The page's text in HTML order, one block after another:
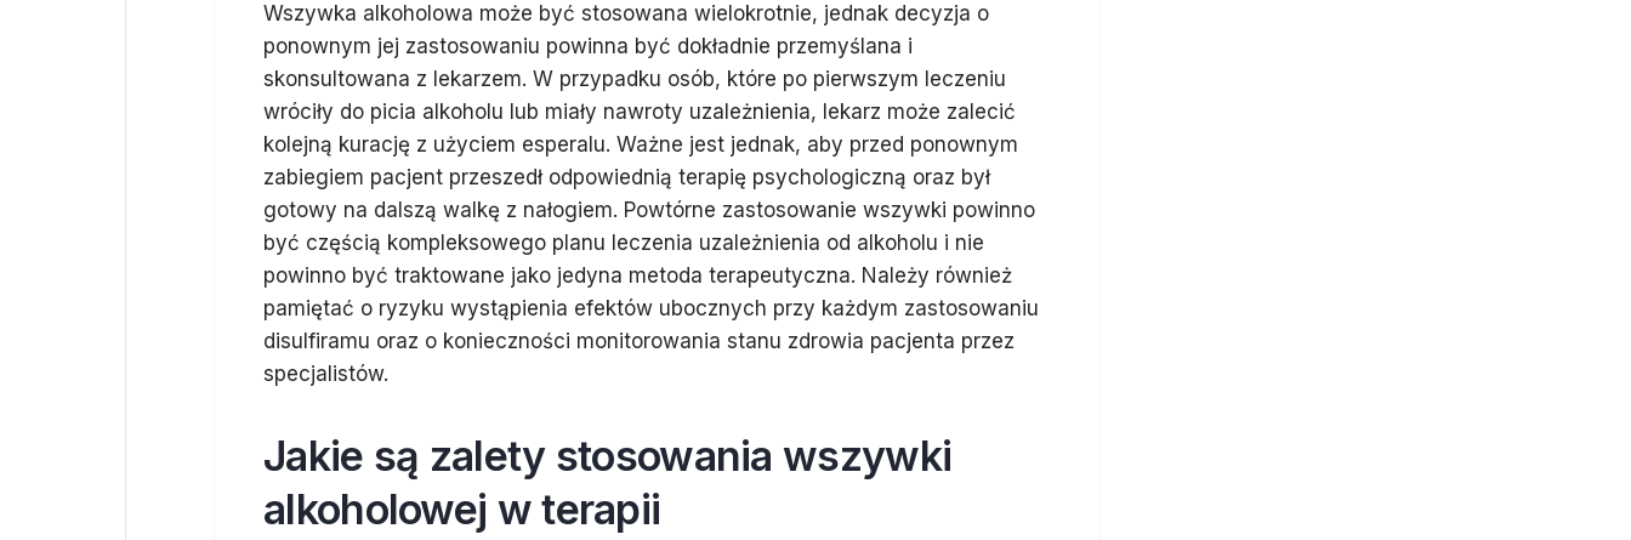
Wszywka alkoholowa może być stosowana wielokrotnie, jednak decyzja o
ponownym jej zastosowaniu powinna być dokładnie przemyślana i
skonsultowana z lekarzem. W przypadku osób, które po pierwszym leczeniu
wróciły do picia alkoholu lub miały nawroty uzależnienia, lekarz może zalecić
kolejną kurację z użyciem esperalu. Ważne jest jednak, aby przed ponownym
zabiegiem pacjent przeszedł odpowiednią terapię psychologiczną oraz był
gotowy na dalszą walkę z nałogiem. Powtórne zastosowanie wszywki powinno
być częścią kompleksowego planu leczenia uzależnienia od alkoholu i nie
powinno być traktowane jako jedyna metoda terapeutyczna. Należy również
pamiętać o ryzyku wystąpienia efektów ubocznych przy każdym zastosowaniu
disulfiramu oraz o konieczności monitorowania stanu zdrowia pacjenta przez
specjalistów.
Jakie są zalety stosowania wszywki
alkoholowej w terapii